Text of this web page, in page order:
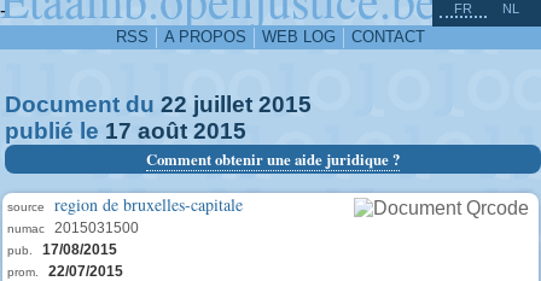
-
RSS A PROPOS WEB LOG CONTACT
FR NL
Document du 22 juillet 2015
publié le 17 août 2015
Comment obtenir une aide juridique ?
source region de bruxelles-capitale
numac 2015031500
pub. 17/08/2015
prom. 22/07/2015
^